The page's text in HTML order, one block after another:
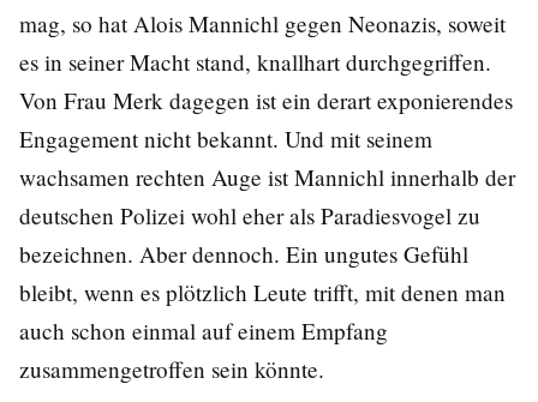
mag, so hat Alois Mannichl gegen Neonazis, soweit
es in seiner Macht stand, knallhart durchgegriffen.
Von Frau Merk dagegen ist ein derart exponierendes
Engagement nicht bekannt. Und mit seinem
wachsamen rechten Auge ist Mannichl innerhalb der
deutschen Polizei wohl eher als Paradiesvogel zu
bezeichnen. Aber dennoch. Ein ungutes Gefühl
bleibt, wenn es plötzlich Leute trifft, mit denen man
auch schon einmal auf einem Empfang
zusammengetroffen sein könnte.